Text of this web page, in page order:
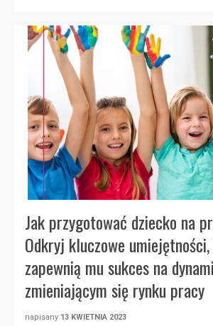
Jak przygotować dziecko na
Odkryj kluczowe
zapewnią mu sukces na
zmieniającym się rynku pracy
napisany 13 KWIETNIA 2023